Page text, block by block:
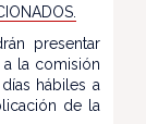
presentar
a la comisión
hábiles a
de la